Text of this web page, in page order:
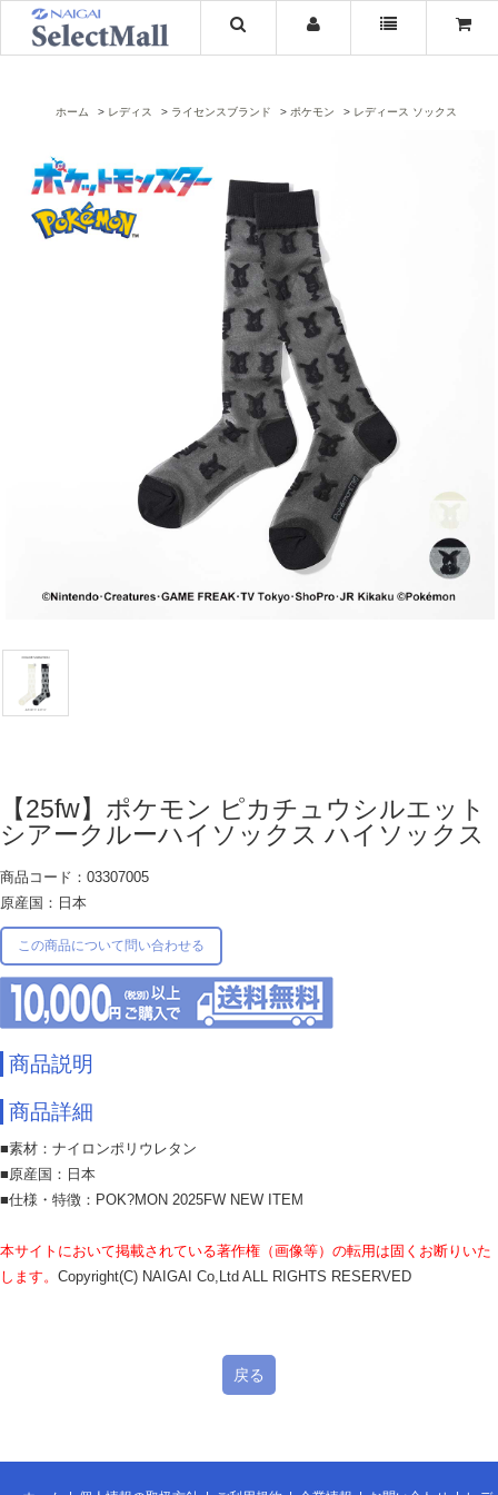
ホーム レディス ライセンスブランド ポケモン レディース ソックス
【25fw】ポケモン ピカチュウシルエット
シアークルーハイソックス ハイソックス
商品コード：03307005
原産国：日本
この商品について問い合わせる
商品説明
商品詳細
■素材：ナイロンポリウレタン
■原産国：日本
■仕様・特徴：POK?MON 2025FW NEW ITEM
本サイトにおいて掲載されている著作権（画像等）の転用は固くお断りいた
します。 Copyright(C) NAIGAI Co,Ltd ALL RIGHTS RESERVED
戻る